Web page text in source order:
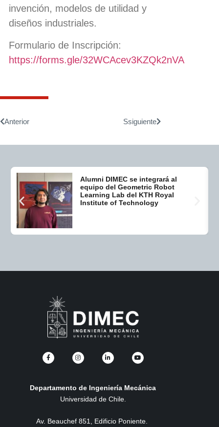
invención, modelos de utilidad y
diseños industriales.
Formulario de Inscripción:
https://forms.gle/32WCAcev3KZQk2nVA
Anterior Ssiguiente
Alumni DIMEC se integrará al
equipo del Geometric Robot
Learning Lab del KTH Royal
Institute of Technology
Departamento de Ingeniería Mecánica
Universidad de Chile.
Av. Beauchef 851, Edificio Poniente.